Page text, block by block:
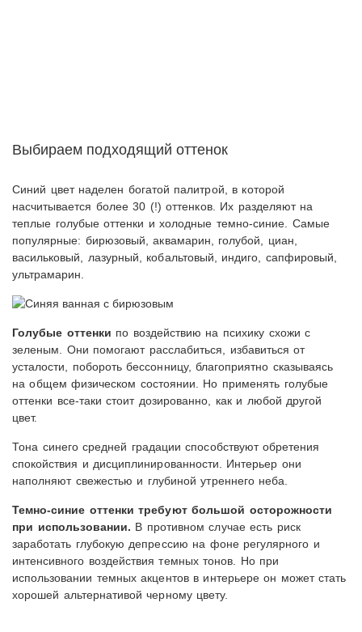
Выбираем подходящий оттенок
Синий цвет наделен богатой палитрой, в которой
насчитывается более 30 (!) оттенков. Их разделяют на
теплые голубые оттенки и холодные темно-синие. Самые
популярные: бирюзовый, аквамарин, голубой, циан,
васильковый, лазурный, кобальтовый, индиго, сапфировый,
ультрамарин.
Голубые оттенки по воздействию на психику схожи с
зеленым. Они помогают расслабиться, избавиться от
усталости, побороть бессонницу, благоприятно сказываясь
на общем физическом состоянии. Но применять голубые
оттенки все-таки стоит дозированно, как и любой другой
цвет.
Тона синего средней градации способствуют обретения
спокойствия и дисциплинированности. Интерьер они
наполняют свежестью и глубиной утреннего неба.
Темно-синие оттенки требуют большой осторожности
при использовании. В противном случае есть риск
заработать глубокую депрессию на фоне регулярного и
интенсивного воздействия темных тонов. Но при
использовании темных акцентов в интерьере он может стать
хорошей альтернативой черному цвету.